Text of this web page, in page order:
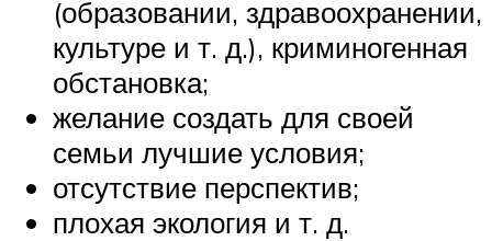
(образовании, здравоохранении,
культуре и т. д.), криминогенная
обстановка;
желание создать для своей
семьи лучшие условия;
отсутствие перспектив;
плохая экология и т. д.